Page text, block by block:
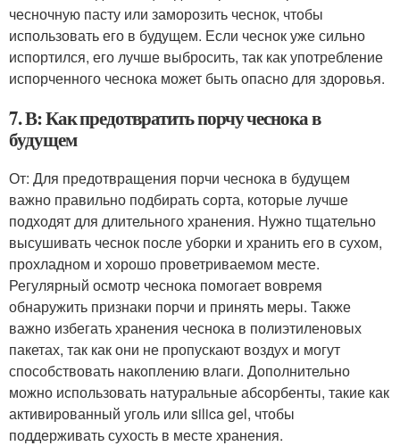
чесночную пасту или заморозить чеснок, чтобы
использовать его в будущем. Если чеснок уже сильно
испортился, его лучше выбросить, так как употребление
испорченного чеснока может быть опасно для здоровья.
7. В: Как предотвратить порчу чеснока в
будущем
От: Для предотвращения порчи чеснока в будущем
важно правильно подбирать сорта, которые лучше
подходят для длительного хранения. Нужно тщательно
высушивать чеснок после уборки и хранить его в сухом,
прохладном и хорошо проветриваемом месте.
Регулярный осмотр чеснока помогает вовремя
обнаружить признаки порчи и принять меры. Также
важно избегать хранения чеснока в полиэтиленовых
пакетах, так как они не пропускают воздух и могут
способствовать накоплению влаги. Дополнительно
можно использовать натуральные абсорбенты, такие как
активированный уголь или silica gel, чтобы
поддерживать сухость в месте хранения.